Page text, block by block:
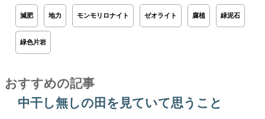
減肥 地力 モンモリロナイト ゼオライト 腐植 緑泥石
緑色片岩
おすすめの記事
中干し無しの田を見ていて思うこと